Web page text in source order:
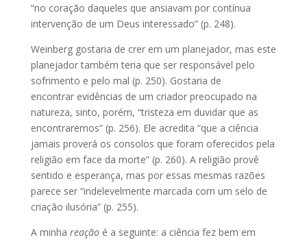
“no coração daqueles que ansiavam por contínua
intervenção de um Deus interessado” (p. 248).
Weinberg gostaria de crer em um planejador, mas este
planejador também teria que ser responsável pelo
sofrimento e pelo mal (p. 250). Gostaria de
encontrar evidências de um criador preocupado na
natureza, sinto, porém, “tristeza em duvidar que as
encontraremos” (p. 256). Ele acredita “que a ciência
jamais proverá os consolos que foram oferecidos pela
religião em face da morte” (p. 260). A religião provê
sentido e esperança, mas por essas mesmas razões
parece ser “indelevelmente marcada com um selo de
criação ilusória” (p. 255).
A minha reaçãoé a seguinte: a ciência fez bem em